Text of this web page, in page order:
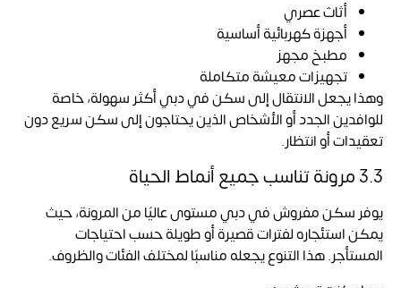
أثاث عصري
أجهزة كهربائية أساسية
مطبخ مجهز
تجهيزات معيشة متكاملة
وهذا يجعل الانتقال إلى سكن في دبي أكثر سهولة، خاصة
للوافدين الجدد أو الأشخاص الذين يحتاجون إلى سكن سريع دون
تعقيدات أو انتظار.
3.3 مرونة تناسب جميع أنماط الحياة
يوفر سكن مفروش في دبي مستوى عاليًا من المرونة، حيث
يمكن استئجاره لفترات قصيرة أو طويلة حسب احتياجات
المستأجر. هذا التنوع يجعله مناسبًا لمختلف الفئات والظروف.